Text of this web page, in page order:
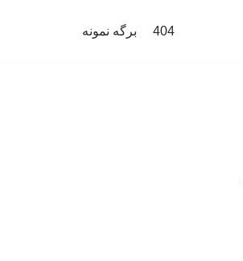
404 برگه نمونه